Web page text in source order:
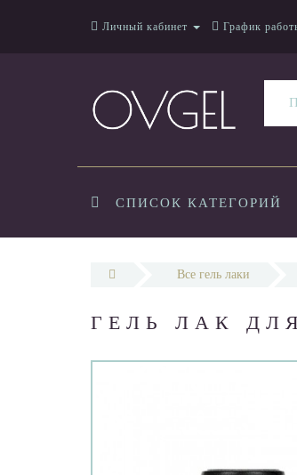
Личный кабинет График
СПИСОК КАТЕГОРИЙ
Все гель лаки
ГЕЛЬ ЛАК